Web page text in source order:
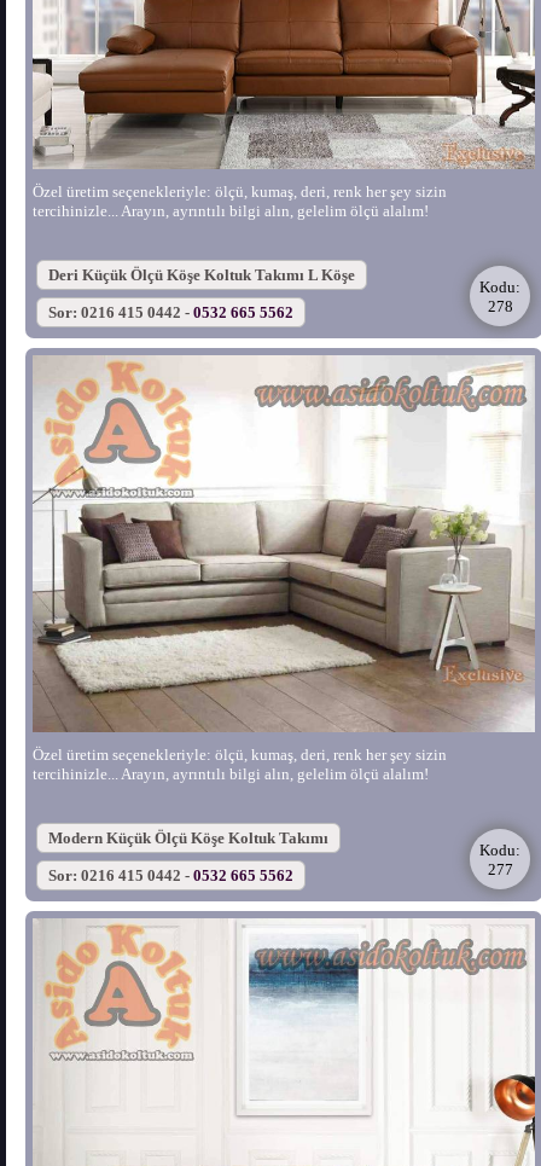
Özel üretim seçenekleriyle: ölçü, kumaş, deri, renk her şey sizin
tercihinizle... Arayın, ayrıntılı bilgi alın, gelelim ölçü alalım!
Deri Küçük Ölçü Köşe Koltuk Takımı L Köşe
Kodu:
278
Sor: 0216 415 0442 - 0532 665 5562
Özel üretim seçenekleriyle: ölçü, kumaş, deri, renk her şey sizin
tercihinizle... Arayın, ayrıntılı bilgi alın, gelelim ölçü alalım!
Modern Küçük Ölçü Köşe Koltuk Takımı
Kodu:
277
Sor: 0216 415 0442 - 0532 665 5562